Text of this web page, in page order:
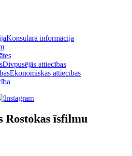
Konsulārā informācija
Divpusējās attiecības
Ekonomiskās attiecības
Rostokas īsfilmu